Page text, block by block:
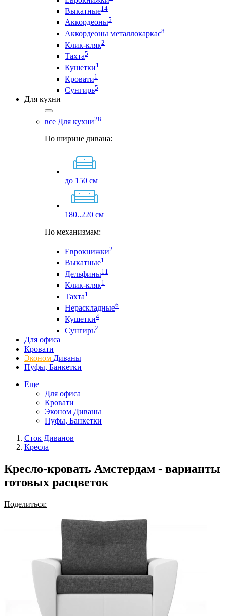
Выкатные14
Аккордеоны5
Аккордеоны металлокаркас8
Клик-кляк2
Тахта5
Кушетки1
Кровати1
Сунгирь5
Для кухни
все Для кухни28
По ширине дивана:
до 150 см
180..220 см
По механизмам:
Еврокнижки2
Выкатные1
Дельфины11
Клик-кляк1
Тахта1
Нераскладные6
Кушетки4
Сунгирь2
Для офиса
Кровати
Эконом Диваны
Пуфы, Банкетки
Еще
Для офиса
Кровати
Эконом Диваны
Пуфы, Банкетки
Сток Диванов
Кресла
Кресло-кровать Амстердам - варианты
готовых расцветок
Поделиться: